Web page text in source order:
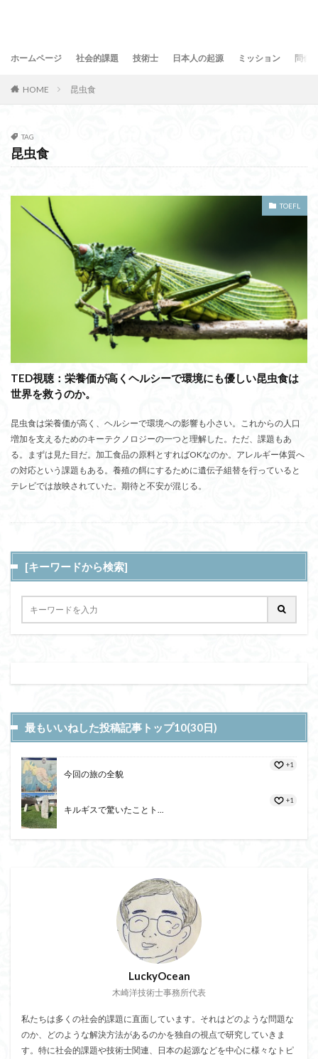
ホームページ 社会的課題 技術士 日本人の起源 ミッション 問合
HOME 昆虫食
TAG
昆虫食
TOEFL
TED視聴：栄養価が高くヘルシーで環境にも優しい昆虫食は
世界を救うのか。
昆虫食は栄養価が高く、ヘルシーで環境への影響も小さい。これからの人口
増加を支えるためのキーテクノロジーの一つと理解した。ただ、課題もあ
る。まずは見た目だ。加工食品の原料とすればOKなのか。アレルギー体質へ
の対応という課題もある。養殖の餌にするために遺伝子組替を行っていると
テレビでは放映されていた。期待と不安が混じる。
[キーワードから検索]
最もいいねした投稿記事トップ10(30日)
今回の旅の全貌
+1
キルギスで驚いたことト...
+1
LuckyOcean
木崎洋技術士事務所代表
私たちは多くの社会的課題に直面しています。それはどのような問題な
のか、どのような解決方法があるのかを独自の視点で研究していきま
す。特に社会的課題や技術士関連、日本の起源などを中心に様々なトピ